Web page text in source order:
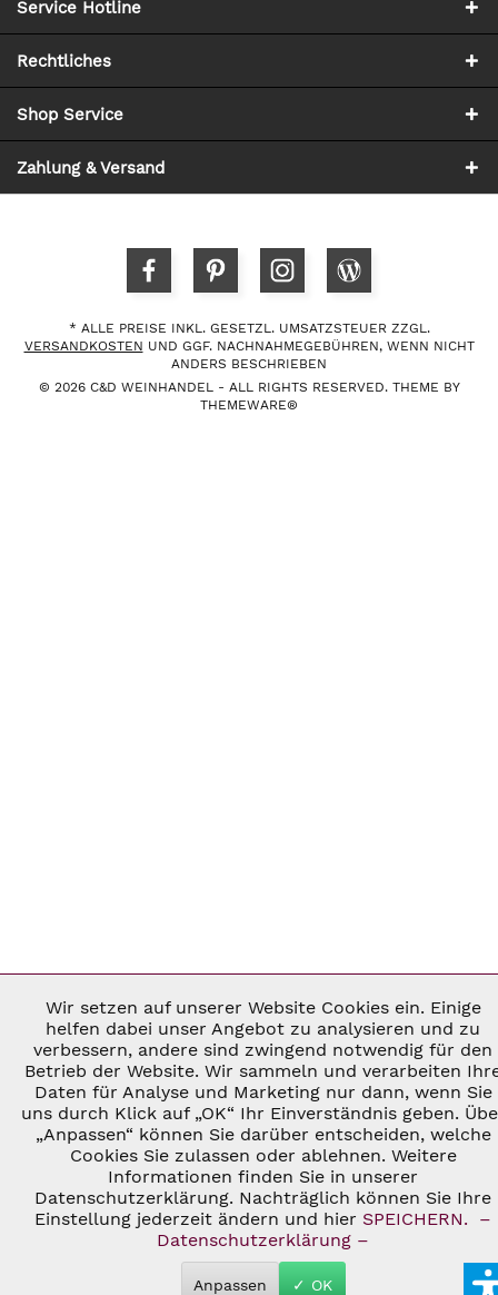
Service Hotline
Rechtliches
Shop Service
Zahlung & Versand
* ALLE PREISE INKL. GESETZL. UMSATZSTEUER ZZGL.
VERSANDKOSTEN UND GGF. NACHNAHMEGEBÜHREN, WENN NICHT
ANDERS BESCHRIEBEN
© 2026 C&D WEINHANDEL - ALL RIGHTS RESERVED. THEME BY
THEMEWARE®
Notwendig Aktiv
Marketing Inaktiv
Tracking Inaktiv
Personalisierung Inaktiv
Wir setzen auf unserer Website Cookies ein. Einige
helfen dabei unser Angebot zu analysieren und zu
verbessern, andere sind zwingend notwendig für den
Betrieb der Website. Wir sammeln und verarbeiten
Daten für Analyse und Marketing nur dann, wenn Sie
uns durch Klick auf „OK“ Ihr Einverständnis geben.
„Anpassen“ können Sie darüber entscheiden, welche
Cookies Sie zulassen oder ablehnen. Weitere
Informationen finden Sie in unserer
Datenschutzerklärung. Nachträglich können Sie Ihre
Einstellung jederzeit ändern und hier SPEICHERN.
–
Datenschutzerklärung –
Anpassen ✓ OK